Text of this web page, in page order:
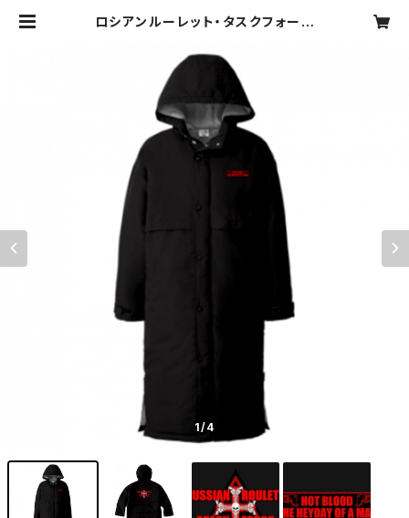
ロシアンルーレット・タスクフォース
（ブラック） | マッドショップ
1/4